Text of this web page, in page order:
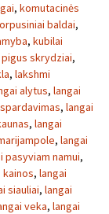
, komutacinės
baldai,
, kubilai
skrydziai,
, lakshmi
alytus, langai
, langai
, langai
, langai
pasyviam namui,
kainos, langai
siauliai, langai
veka, langai